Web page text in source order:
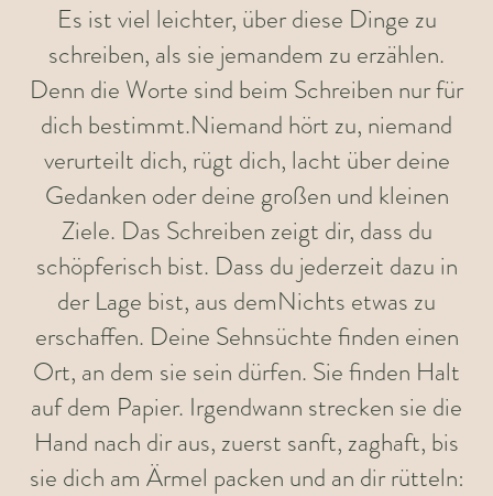
Es ist viel leichter, über diese Dinge zu
schreiben, als sie jemandem zu erzählen.
Denn die Worte sind beim Schreiben nur für
dich bestimmt.Niemand hört zu, niemand
verurteilt dich, rügt dich, lacht über deine
Gedanken oder deine großen und kleinen
Ziele. Das Schreiben zeigt dir, dass du
schöpferisch bist. Dass du jederzeit dazu in
der Lage bist, aus demNichts etwas zu
erschaffen. Deine Sehnsüchte finden einen
Ort, an dem sie sein dürfen. Sie finden Halt
auf dem Papier. Irgendwann strecken sie die
Hand nach dir aus, zuerst sanft, zaghaft, bis
sie dich am Ärmel packen und an dir rütteln: